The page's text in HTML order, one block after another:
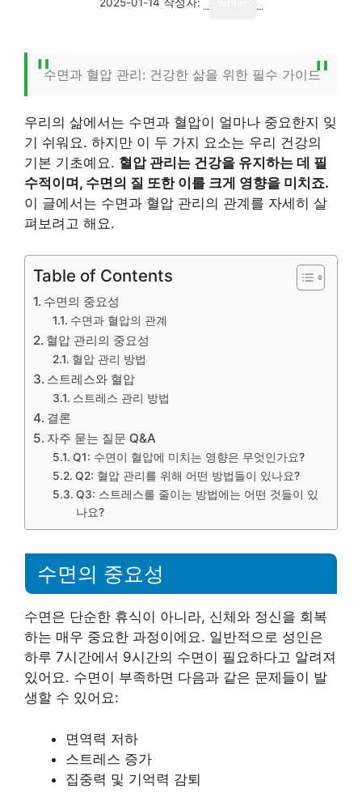
수면과 혈압 관리: 건강한 삶을 위한 필수 가이드
우리의 삶에서는 수면과 혈압이 얼마나 중요한지 잊
기 쉬워요. 하지만 이 두 가지 요소는 우리 건강의
기본 기초예요. 혈압 관리는 건강을 유지하는 데 필
수적이며, 수면의 질 또한 이를 크게 영향을 미치죠.
이 글에서는 수면과 혈압 관리의 관계를 자세히 살
펴보려고 해요.
Table of Contents
수면의 중요성
수면과 혈압의 관계
혈압 관리의 중요성
혈압 관리 방법
스트레스와 혈압
스트레스 관리 방법
결론
자주 묻는 질문 Q&A
Q1: 수면이 혈압에 미치는 영향은 무엇인가요?
Q2: 혈압 관리를 위해 어떤 방법들이 있나요?
Q3: 스트레스를 줄이는 방법에는 어떤 것들이 있
나요?
수면의 중요성
수면은 단순한 휴식이 아니라, 신체와 정신을 회복
하는 매우 중요한 과정이에요. 일반적으로 성인은
하루 7시간에서 9시간의 수면이 필요하다고 알려져
있어요. 수면이 부족하면 다음과 같은 문제들이 발
생할 수 있어요:
면역력 저하
스트레스 증가
집중력 및 기억력 감퇴